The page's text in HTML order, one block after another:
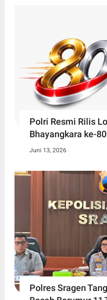
Polri Resmi Rilis
Bhayangkara ke-
Juni 13, 2026
Polres Sragen